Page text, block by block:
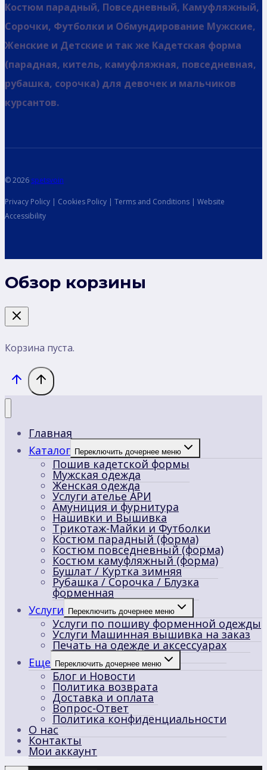
Костюм парадный, Повседневный, Камуфляжный,
Сорочки, Футболки и Обмундирование Мужские,
Женские и Детские и так же Кадетская форма
(парадная, китель, камуфляжная, повседневная,
рубашка, сорочка) для девочек и мальчиков
курсантов.
© 2026 spetsvoin
Privacy Policy | Cookies Policy | Terms and Conditions | Website
Accessibility
Обзор корзины
Корзина пуста.
Главная
Каталог Переключить дочернее меню
Пошив кадетской формы
Мужская одежда
Женская одежда
Услуги ателье АРИ
Амуниция и фурнитура
Нашивки и Вышивка
Трикотаж-Майки и Футболки
Костюм парадный (форма)
Костюм повседневный (форма)
Костюм камуфляжный (форма)
Бушлат / Куртка зимняя
Рубашка / Сорочка / Блузка
форменная
Услуги Переключить дочернее меню
Услуги по пошиву форменной одежды
Услуги Машинная вышивка на заказ
Печать на одежде и аксессуарах
Еще
Переключить дочернее меню
Блог и Новости
Политика возврата
Доставка и оплата
Вопрос-Ответ
Политика конфиденциальности
О нас
Контакты
Мои аккаунт